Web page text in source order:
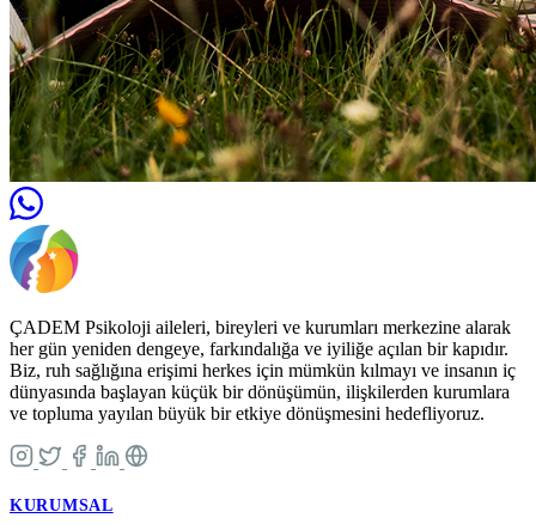
ÇADEM Psikoloji aileleri, bireyleri ve kurumları merkezine alarak
her gün yeniden dengeye, farkındalığa ve iyiliğe açılan bir kapıdır.
Biz, ruh sağlığına erişimi herkes için mümkün kılmayı ve insanın iç
dünyasında başlayan küçük bir dönüşümün, ilişkilerden kurumlara
ve topluma yayılan büyük bir etkiye dönüşmesini hedefliyoruz.
KURUMSAL